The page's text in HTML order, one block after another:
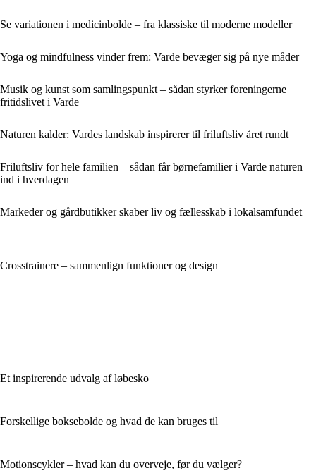
Se variationen i medicinbolde – fra klassiske til moderne modeller
Yoga og mindfulness vinder frem: Varde bevæger sig på nye måder
Musik og kunst som samlingspunkt – sådan styrker foreningerne
fritidslivet i Varde
Naturen kalder: Vardes landskab inspirerer til friluftsliv året rundt
Friluftsliv for hele familien – sådan får børnefamilier i Varde naturen
ind i hverdagen
Markeder og gårdbutikker skaber liv og fællesskab i lokalsamfundet
Crosstrainere – sammenlign funktioner og design
Et inspirerende udvalg af løbesko
Forskellige boksebolde og hvad de kan bruges til
Motionscykler – hvad kan du overveje, før du vælger?